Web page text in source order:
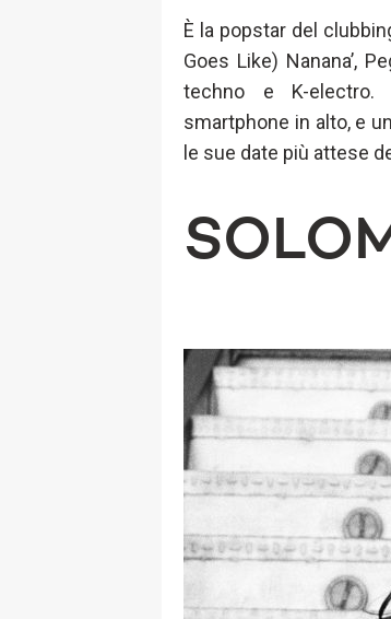
È la popstar del
Goes Like) Nanana’,
techno e K-electro.
smartphone in alto, e
le sue date più attese